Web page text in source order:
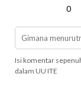
0
Isi komentar
dalam UU ITE